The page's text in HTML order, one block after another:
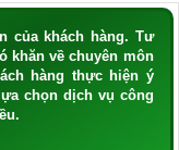
của khách hàng. Tư
khăn về chuyên môn
hàng thực hiện ý
chọn dịch vụ công